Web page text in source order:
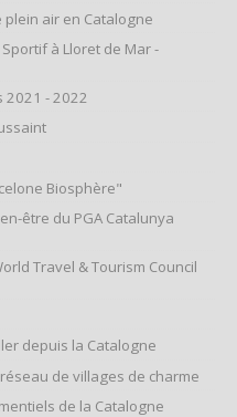
air en Catalogne
à Lloret de Mar -
2021 - 2022
Biosphère"
être du PGA Catalunya
Travel & Tourism Council
depuis la Catalogne
de villages de charme
de la Catalogne